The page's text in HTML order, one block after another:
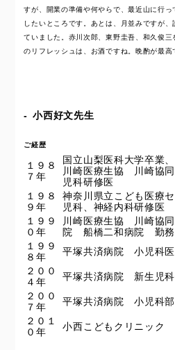
すが、開業の準備や何やらで、最近山に行
したいところです。あとは、月並みですが
ていました。赤川次郎、東野圭吾、和久俊
のリフレッシュは、お酒ですね。晩酌が最高
小西好文先生
ご経歴
１９８
７年
国立山梨医科大学卒業
川崎医療生協 川崎協
児科研修医
１９８
９年
神奈川県立こども医療
児科、神経内科研修医
１９９
０年
川崎医療生協 川崎協
院 船橋二和病院 勤務
１９９
８年
平塚共済病院 小児科
２００
４年
平塚共済病院 新生児
２００
７年
平塚共済病院 小児科
２０１
０年
小西こどもクリニック